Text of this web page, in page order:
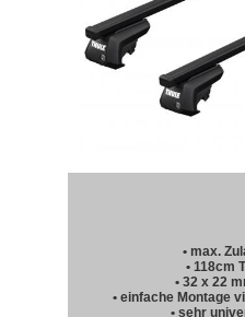
• max.
• 118cm
• 32 x 22
• einfache Montage
• sehr